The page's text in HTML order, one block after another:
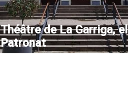
Théâtre de La Garriga, el
Patronat